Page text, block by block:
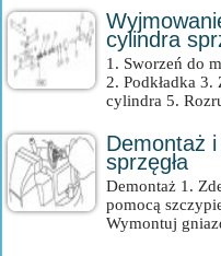
cylindra
1. Sworzeń do
2. Podkładka 3.
cylindra 5.
Demontaż
sprzęgła
Demontaż 1.
pomocą
Wymontuj